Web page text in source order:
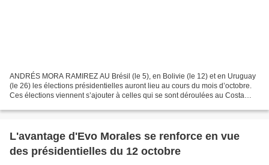
ANDRÉS MORA RAMIREZ AU Brésil (le 5), en Bolivie (le 12) et en Uruguay
(le 26) les élections présidentielles auront lieu au cours du mois d’octobre.
Ces élections viennent s’ajouter à celles qui se sont déroulées au Costa
L'avantage d'Evo Morales se renforce en vue
des présidentielles du 12 octobre